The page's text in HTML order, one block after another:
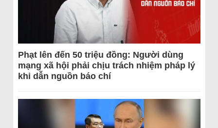
Phạt lên đến 50 triệu đồng: Người dùng
mạng xã hội phải chịu trách nhiệm pháp lý
khi dẫn nguồn báo chí